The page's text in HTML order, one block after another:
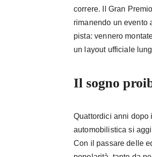
correre. Il Gran
rimanendo un evento
pista: vennero
un layout ufficiale
Il sogno
Quattordici anni dopo
automobilistica si
Con il passare delle